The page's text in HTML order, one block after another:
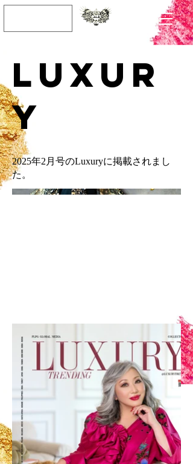
LUXUR
Y
2025年2月号のLuxuryに掲載されまし
た。